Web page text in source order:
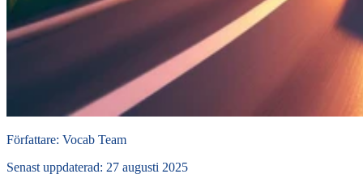
Författare: Vocab Team
Senast uppdaterad: 27 augusti 2025